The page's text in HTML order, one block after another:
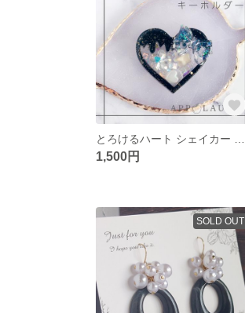
1,500円
SOLD OUT